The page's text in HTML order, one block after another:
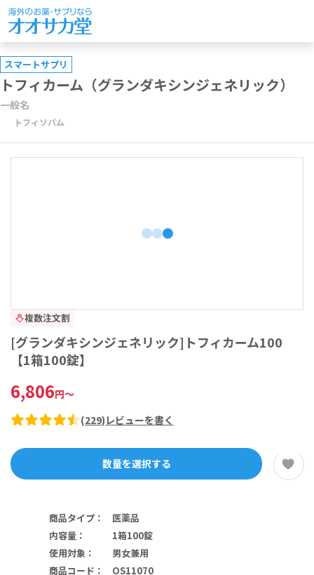
スマートサプリ
トフィカーム（グランダキシンジェネリック）
一般名
トフィソパム
複数注文割
[グランダキシンジェネリック]トフィカーム100
【1箱100錠】
6,806円～
(229) レビューを書く
数量を選択する
商品タイプ ：
医薬品
内容量 ：
1箱100錠
使用対象 ：
男女兼用
商品コード ： OS11070